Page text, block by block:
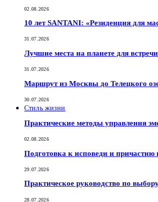
02.08.2026
10 лет SANTANI: «Резиденция для
31.07.2026
Лучшие места на планете для
31.07.2026
Маршрут из Москвы до Телецкого
30.07.2026
Стиль жизни
Практические методы управления
02.08.2026
Подготовка к исповеди и причастию
29.07.2026
Практическое руководство по
28.07.2026